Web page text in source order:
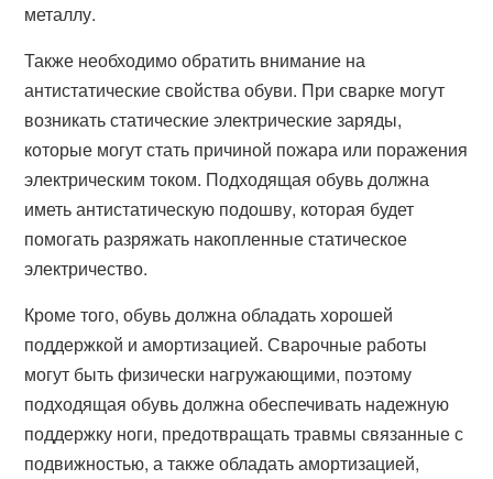
металлу.
Также необходимо обратить внимание на
антистатические свойства обуви. При сварке могут
возникать статические электрические заряды,
которые могут стать причиной пожара или поражения
электрическим током. Подходящая обувь должна
иметь антистатическую подошву, которая будет
помогать разряжать накопленные статическое
электричество.
Кроме того, обувь должна обладать хорошей
поддержкой и амортизацией. Сварочные работы
могут быть физически нагружающими, поэтому
подходящая обувь должна обеспечивать надежную
поддержку ноги, предотвращать травмы связанные с
подвижностью, а также обладать амортизацией,